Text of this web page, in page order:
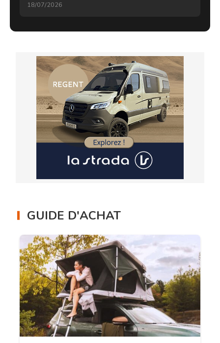
18/07/2026
GUIDE D'ACHAT